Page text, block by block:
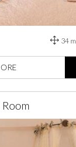
34 m